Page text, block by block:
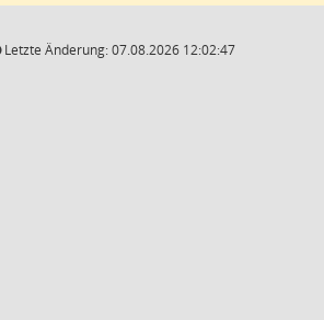
Letzte Änderung: 07.08.2026 12:02:47